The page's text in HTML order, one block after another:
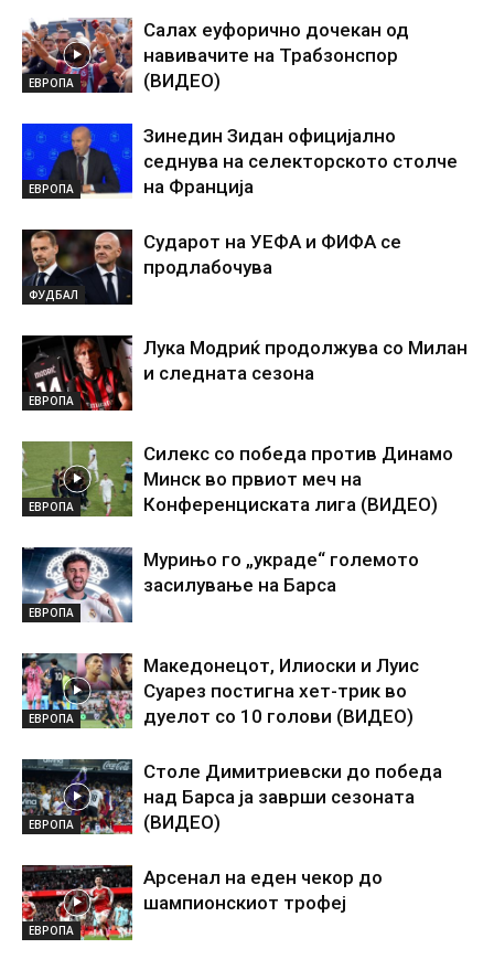
ЕВРОПА
Салах еуфорично дочекан од
навивачите на Трабзонспор
(ВИДЕО)
ЕВРОПА
Зинедин Зидан официјално
седнува на селекторското столче
на Франција
ФУДБАЛ
Сударот на УЕФА и ФИФА се
продлабочува
ЕВРОПА
Лука Модриќ продолжува со Милан
и следната сезона
ЕВРОПА
Силекс со победа против Динамо
Минск во првиот меч на
Конференциската лига (ВИДЕО)
ЕВРОПА
Мурињо го „украде“ големото
засилување на Барса
ЕВРОПА
Македонецот, Илиоски и Луис
Суарез постигна хет-трик во
дуелот со 10 голови (ВИДЕО)
ЕВРОПА
Столе Димитриевски до победа
над Барса ја заврши сезоната
(ВИДЕО)
ЕВРОПА
Арсенал на еден чекор до
шампионскиот трофеј